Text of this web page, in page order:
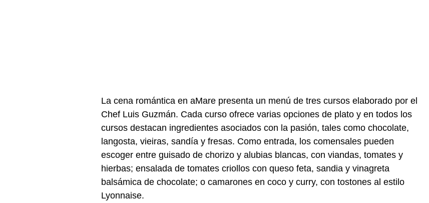
La cena romántica en aMare presenta un menú de tres cursos elaborado por el
Chef Luis Guzmán. Cada curso ofrece varias opciones de plato y en todos los
cursos destacan ingredientes asociados con la pasión, tales como chocolate,
langosta, vieiras, sandía y fresas. Como entrada, los comensales pueden
escoger entre guisado de chorizo y alubias blancas, con viandas, tomates y
hierbas; ensalada de tomates criollos con queso feta, sandia y vinagreta
balsámica de chocolate; o camarones en coco y curry, con tostones al estilo
Lyonnaise.